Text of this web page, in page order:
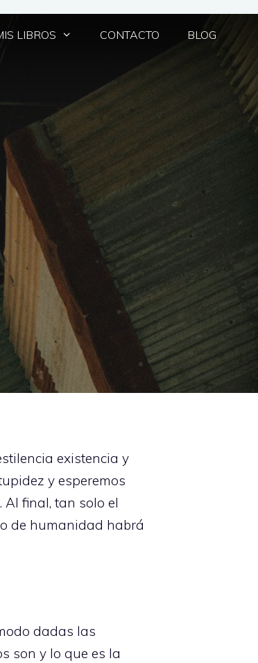
LIBROS CONTACTO BLOG
existencia y
y esperemos
final, tan solo el
de humanidad habrá
dadas las
son y lo que es la